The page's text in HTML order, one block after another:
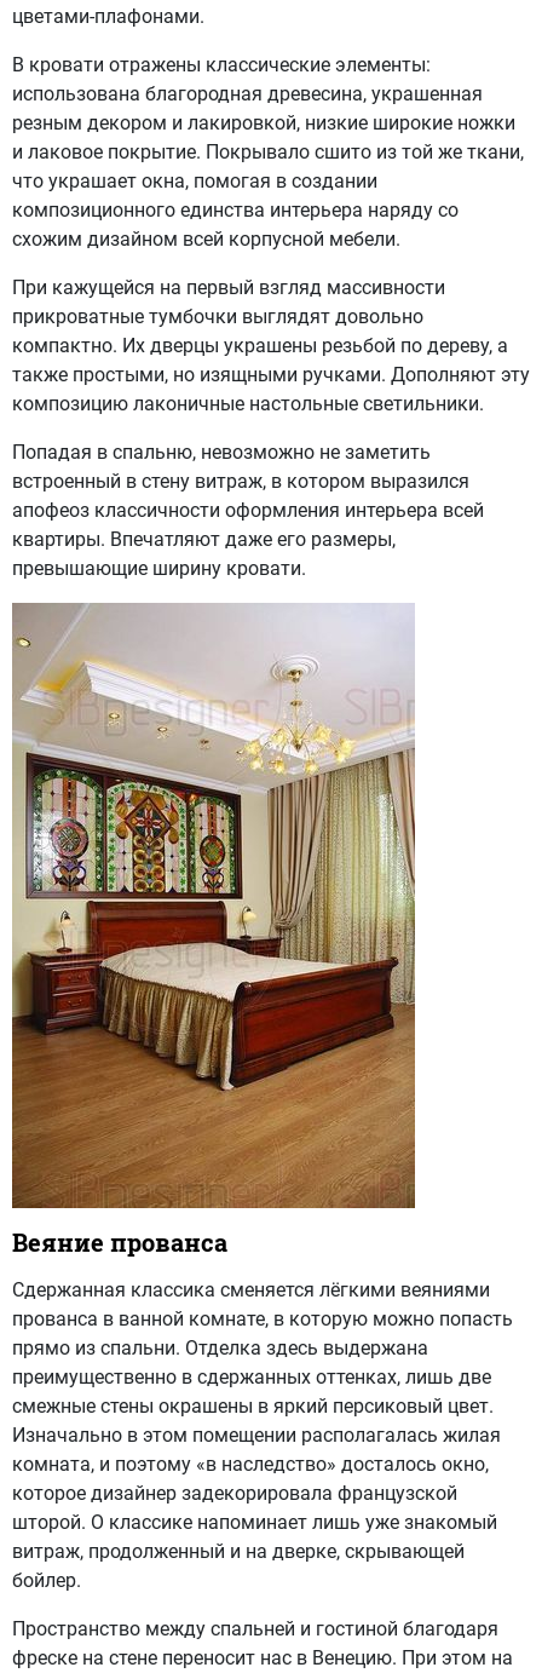
цветами-плафонами.
В кровати отражены классические элементы:
использована благородная древесина, украшенная
резным декором и лакировкой, низкие широкие ножки
и лаковое покрытие. Покрывало сшито из той же ткани,
что украшает окна, помогая в создании
композиционного единства интерьера наряду со
схожим дизайном всей корпусной мебели.
При кажущейся на первый взгляд массивности
прикроватные тумбочки выглядят довольно
компактно. Их дверцы украшены резьбой по дереву, а
также простыми, но изящными ручками. Дополняют эту
композицию лаконичные настольные светильники.
Попадая в спальню, невозможно не заметить
встроенный в стену витраж, в котором выразился
апофеоз классичности оформления интерьера всей
квартиры. Впечатляют даже его размеры,
превышающие ширину кровати.
Веяние прованса
Сдержанная классика сменяется лёгкими веяниями
прованса в ванной комнате, в которую можно попасть
прямо из спальни. Отделка здесь выдержана
преимущественно в сдержанных оттенках, лишь две
смежные стены окрашены в яркий персиковый цвет.
Изначально в этом помещении располагалась жилая
комната, и поэтому «в наследство» досталось окно,
которое дизайнер задекорировала французской
шторой. О классике напоминает лишь уже знакомый
витраж, продолженный и на дверке, скрывающей
бойлер.
Пространство между спальней и гостиной благодаря
фреске на стене переносит нас в Венецию. При этом на